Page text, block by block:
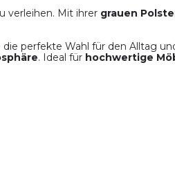
verleihen. Mit ihrer grauen
perfekte Wahl für den Alltag
. Ideal für hochwertige